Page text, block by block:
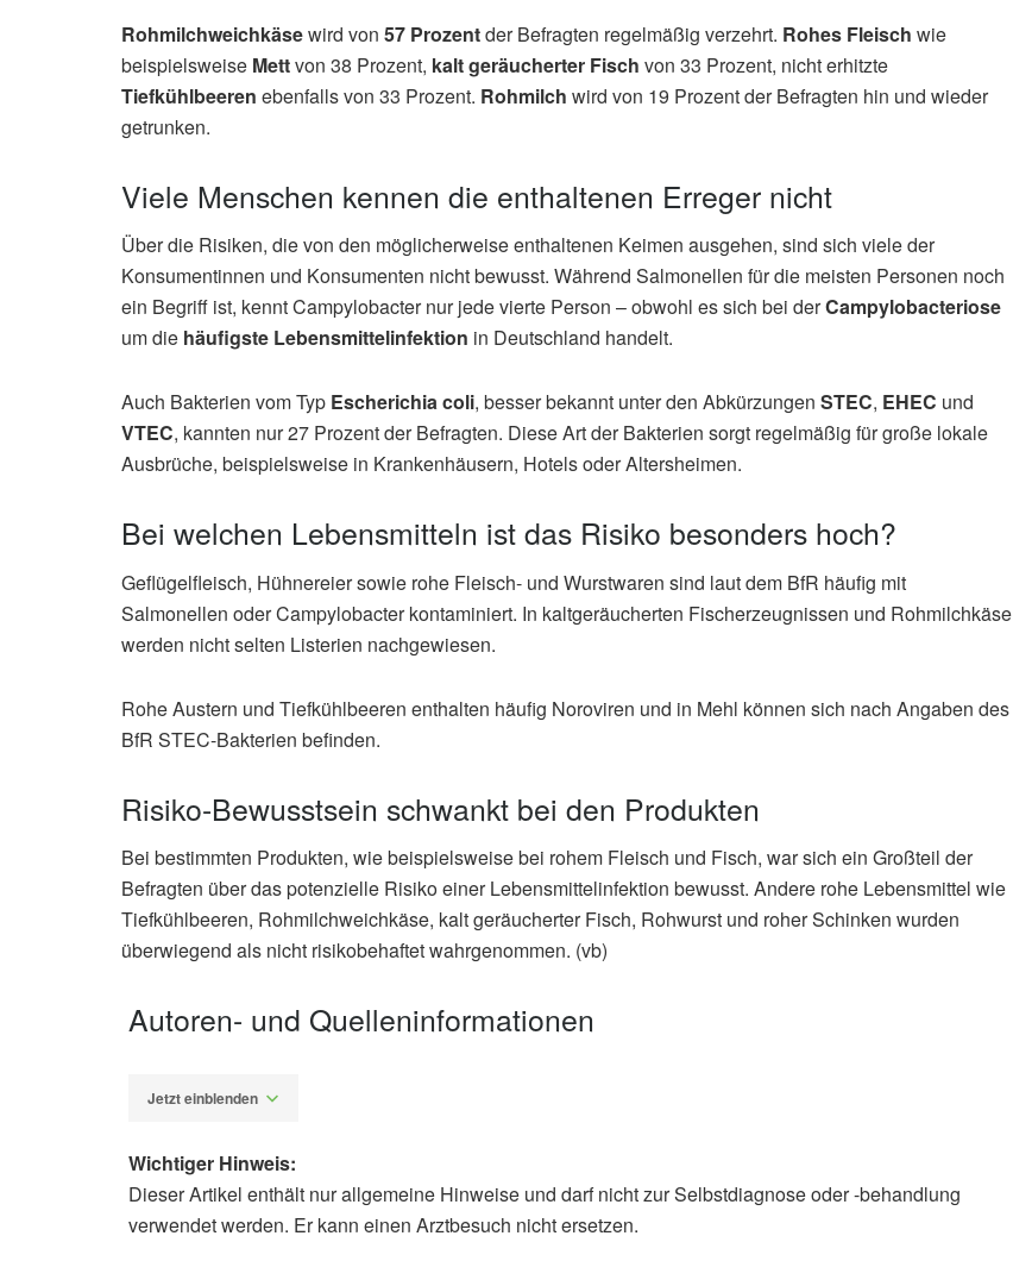
Rohmilchweichkäsewird von 57 Prozentder Befragten regelmäßig verzehrt. Rohes Fleisch wie
beispielsweise Mettvon 38 Prozent, kalt geräucherter Fisch von 33 Prozent, nicht erhitzte
Tiefkühlbeeren ebenfalls von 33 Prozent. Rohmilch wird von 19 Prozent der Befragten hin und wieder
getrunken.
Viele Menschen kennen die enthaltenen Erreger nicht
Über die Risiken, die von den möglicherweise enthaltenen Keimen ausgehen, sind sich viele der
Konsumentinnen und Konsumenten nicht bewusst. Während Salmonellen für die meisten Personen noch
ein Begriff ist, kennt Campylobacter nur jede vierte Person – obwohl es sich bei derCampylobacteriose
um die häufigste Lebensmittelinfektion in Deutschland handelt.
Auch Bakterien vom Typ Escherichia coli, besser bekannt unter den Abkürzungen STEC, EHEC und
VTEC, kannten nur 27 Prozent der Befragten. Diese Art der Bakterien sorgt regelmäßig für große lokale
Ausbrüche, beispielsweise in Krankenhäusern, Hotels oder Altersheimen.
Bei welchen Lebensmitteln ist das Risiko besonders hoch?
Geflügelfleisch, Hühnereier sowie rohe Fleisch- und Wurstwaren sind laut dem BfR häufig mit
Salmonellen oder Campylobacter kontaminiert. In kaltgeräucherten Fischerzeugnissen und Rohmilchkäse
werden nicht selten Listerien nachgewiesen.
Rohe Austern und Tiefkühlbeeren enthalten häufig Noroviren und in Mehl können sich nach Angaben des
BfR STEC-Bakterien befinden.
Risiko-Bewusstsein schwankt bei den Produkten
Bei bestimmten Produkten, wie beispielsweise bei rohem Fleisch und Fisch, war sich ein Großteil der
Befragten über das potenzielle Risiko einer Lebensmittelinfektion bewusst. Andere rohe Lebensmittel wie
Tiefkühlbeeren, Rohmilchweichkäse, kalt geräucherter Fisch, Rohwurst und roher Schinken wurden
überwiegend als nicht risikobehaftet wahrgenommen. (vb)
Autoren- und Quelleninformationen
Jetzt einblenden
Diplom-Redakteur (FH) Volker Blasek
Wichtiger Hinweis:
Dieser Artikel enthält nur allgemeine Hinweise und darf nicht zur Selbstdiagnose oder -behandlung
verwendet werden. Er kann einen Arztbesuch nicht ersetzen.